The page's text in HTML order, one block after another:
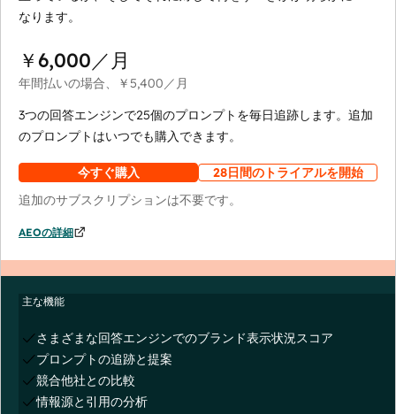
なります。
￥6,000／月
年間払いの場合、 ￥5,400／月
3つの回答エンジンで25個のプロンプトを毎日追跡します。追加
のプロンプトはいつでも購入できます。
今すぐ購入
28日間のトライアルを開始
追加のサブスクリプションは不要です。
AEOの詳細
主な機能
さまざまな回答エンジンでのブランド表示状況スコア
プロンプトの追跡と提案
競合他社との比較
情報源と引用の分析